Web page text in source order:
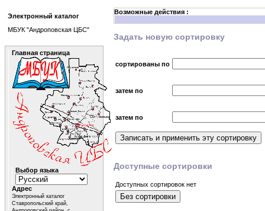
Возможные действия :
Задать новую сортировку
сортированы по
затем по
затем по
Доступные сортировки
Доступных сортировок нет
Электронный каталог
МБУК "Андроповская ЦБС"
Главная страница
Выбор языка
Адрес
Электронный каталог
Ставропольский край,